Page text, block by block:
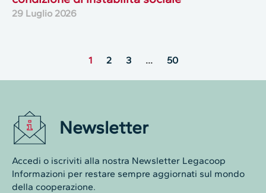
29 Luglio 2026
1 2 3 … 50
Newsletter
Accedi o iscriviti alla nostra Newsletter Legacoop
Informazioni per restare sempre aggiornati sul mondo
della cooperazione.